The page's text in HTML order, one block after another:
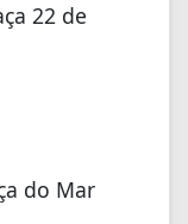
22 de
do Mar